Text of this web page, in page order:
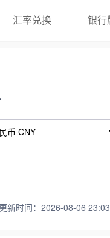
汇率兑换 银行
更新时间：2026-08-06